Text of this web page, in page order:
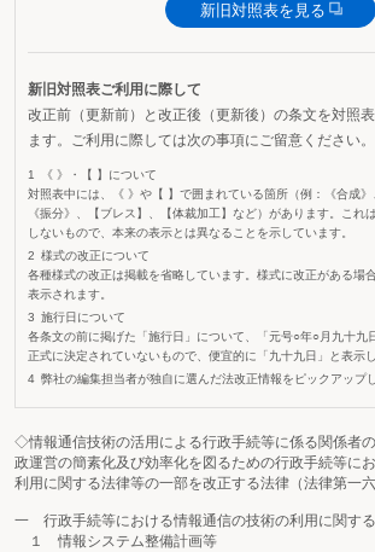
新旧対照表を見る
新旧対照表ご利用に際して
改正前（更新前）と改正後（更新後）の条文を対照
ます。ご利用に際しては次の事項にご留意ください。
《 》・【 】について
対照表中には、《 》や【 】で囲まれている箇所（例：《合成》
《振分》、【ブレス】、【体裁加工】など）があります。これ
しないもので、本来の表示とは異なることを示しています。
様式の改正について
各種様式の改正は掲載を省略しています。様式に改正がある場
表示されます。
施行日について
各条文の前に掲げた「施行日」について、「元号○年○月九十九
正式に決定されていないもので、便宜的に「九十九日」と表示し
弊社の編集担当者が独自に選んだ法改正情報をピックアップ
◇情報通信技術の活用による行政手続等に係る関係者
政運営の簡素化及び効率化を図るための行政手続等に
利用に関する法律等の一部を改正する法律（法律第一六
一 行政手続等における情報通信の技術の利用に関す
１ 情報システム整備計画等